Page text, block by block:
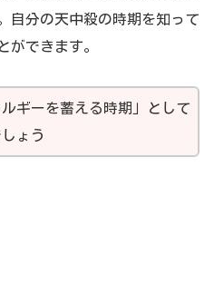
自分の天中殺の時期を知って
ができます。
ルギーを蓄える時期」として
ょう